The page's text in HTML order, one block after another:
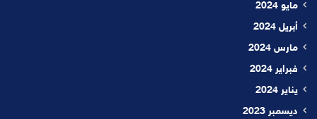
مايو 2024
أبريل 2024
مارس 2024
فبراير 2024
يناير 2024
ديسمبر 2023